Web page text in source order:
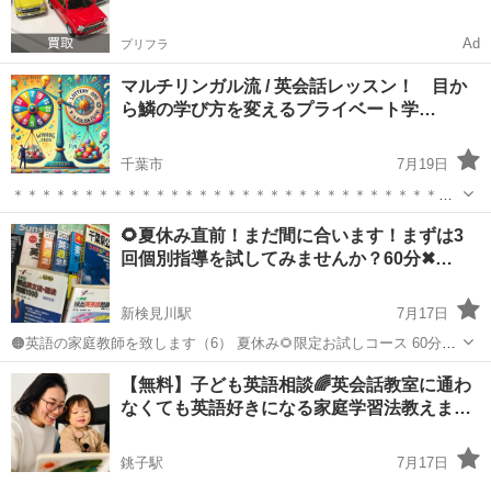
プリフラ Ad
マルチリンガル流 / 英会話レッスン！ 目か
ら鱗の学び方を変えるプライベート学…
千葉市
7月19日
＊＊＊＊＊＊＊＊＊＊＊＊＊＊＊＊＊＊＊＊＊＊＊＊＊＊＊＊＊＊＊
＊＊ 読むだけでも英語の学び方のポイントになってもらえたら嬉しい
です！ ＊＊＊＊＊＊＊＊＊＊＊＊＊＊＊＊＊＊＊＊＊＊＊＊＊＊＊＊
＊＊＊＊＊ 英語を話せる...
千葉 千葉市 英語 ネイティブ
🌻夏休み直前！まだ間に合います！まずは3
回個別指導を試してみませんか？60分✖…
新検見川駅
7月17日
🟠英語の家庭教師を致します（6） 夏休み🌻限定お試しコース 60分✖️3
回 1回2000円 （全3回 合計6000円） いよいよ夏休み本番をむかえ
ます。 夏休みの学習計画はもうお決まりですか？ 塾の夏期講習に通
わ...
千葉 千葉市 新検見川駅 英語 夏休み
【無料】子ども英語相談🌈英会話教室に通わ
なくても英語好きになる家庭学習法教えま…
銚子駅 7月17日